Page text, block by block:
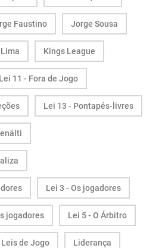
Faustino Jorge Sousa
Kings League
Lei 11 - Fora de Jogo
Lei 13 - Pontapés-livres
Lei 3 - Os jogadores
jogadores Lei 5 - O Árbitro
Leis de Jogo Liderança